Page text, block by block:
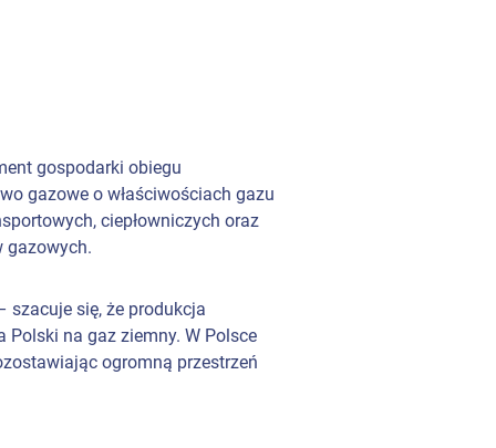
gospodarki obiegu
gazowe o właściwościach gazu
ciepłowniczych oraz
gazowych.
szacuje się, że produkcja
Polski na gaz ziemny. W Polsce
ogromną przestrzeń